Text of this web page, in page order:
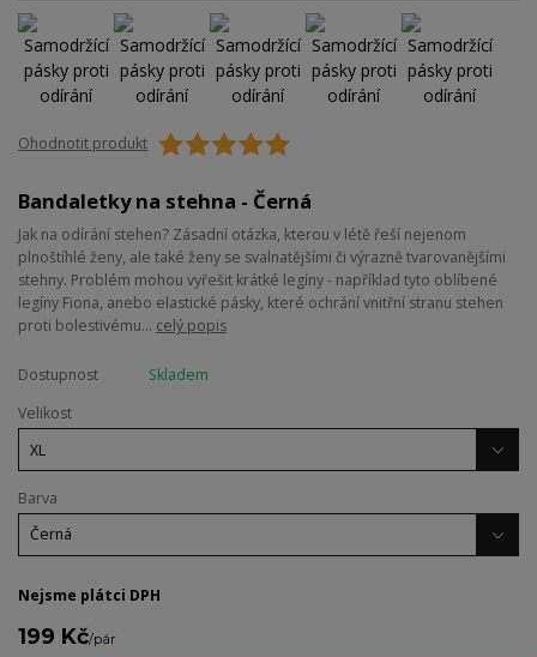
Ohodnotit produkt
Bandaletky na stehna - Černá
Jak na odírání stehen? Zásadní otázka, kterou v létě řeší nejenom
plnoštíhlé ženy, ale také ženy se svalnatějšími či výrazně tvarovanějšími
stehny. Problém mohou vyřešit krátké legíny - například tyto oblíbené
legíny Fiona, anebo elastické pásky, které ochrání vnitřní stranu stehen
proti bolestivému... celý popis
Dostupnost
Skladem
Velikost
Barva
Nejsme plátci DPH
199 Kč/pár